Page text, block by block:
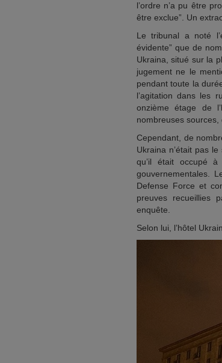
l’ordre n’a pu être
être exclue”. Un
Le tribunal a noté
évidente” que de
Ukraina, situé sur la
jugement ne le
pendant toute la
l’agitation dans les
onzième étage de
nombreuses sources,
Cependant, de
Ukraina n’était pas
qu’il était occupé
gouvernementales.
Defense Force et
preuves recueillies
enquête.
Selon lui, l’hôtel